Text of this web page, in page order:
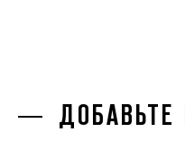
ДОБАВЬТЕ